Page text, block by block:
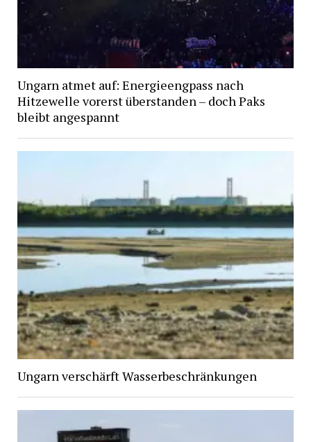
Ungarn atmet auf: Energieengpass nach
Hitzewelle vorerst überstanden – doch Paks
bleibt angespannt
Ungarn verschärft Wasserbeschränkungen